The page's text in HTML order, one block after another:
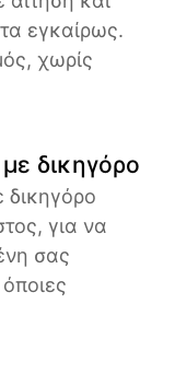
εγκαίρως.
χωρίς
δικηγόρο
δικηγόρο
για να
σας